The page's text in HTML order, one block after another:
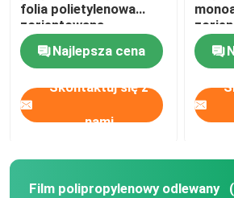
folia polietylenowa
zorientowana
monoosiowo do
pakowania i
laminowania
Najlepsza cena
Skontaktuj się z
nami
do
Film polipropylenowy odlewany